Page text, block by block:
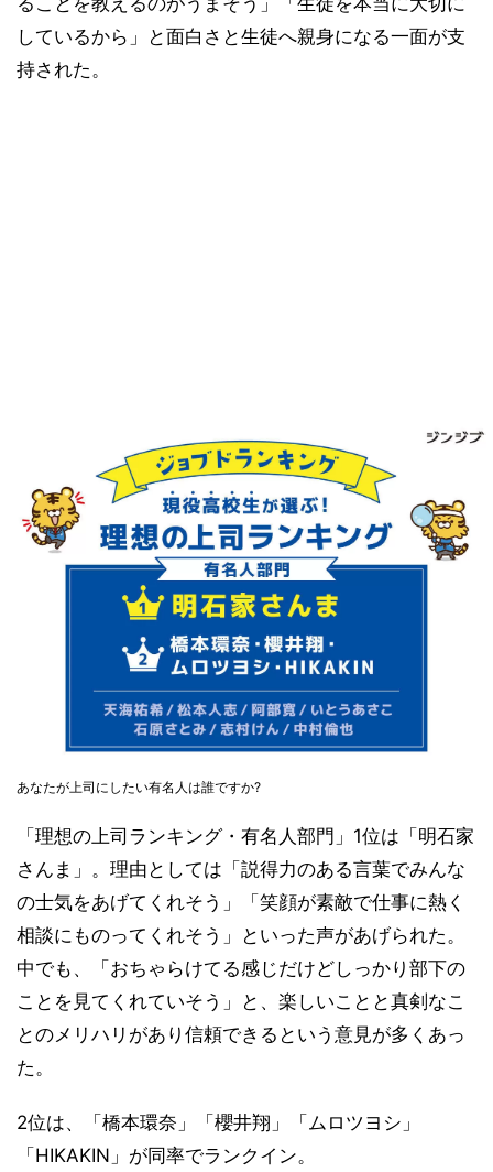
しているから」と面白さと生徒へ親身になる一面が支
持された。
あなたが上司にしたい有名人は誰ですか?
「理想の上司ランキング・有名人部門」1位は「明石家
さんま」。理由としては「説得力のある言葉でみんな
の士気をあげてくれそう」「笑顔が素敵で仕事に熱く
相談にものってくれそう」といった声があげられた。
中でも、「おちゃらけてる感じだけどしっかり部下の
ことを見てくれていそう」と、楽しいことと真剣なこ
とのメリハリがあり信頼できるという意見が多くあっ
た。
2位は、「橋本環奈」「櫻井翔」「ムロツヨシ」
「HIKAKIN」が同率でランクイン。